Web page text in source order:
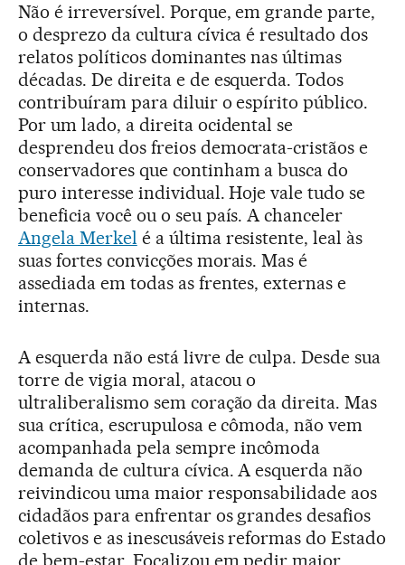
Não é irreversível. Porque, em grande parte,
o desprezo da cultura cívica é resultado dos
relatos políticos dominantes nas últimas
décadas. De direita e de esquerda. Todos
contribuíram para diluir o espírito público.
Por um lado, a direita ocidental se
desprendeu dos freios democrata-cristãos e
conservadores que continham a busca do
puro interesse individual. Hoje vale tudo se
beneficia você ou o seu país. A chanceler
Angela Merkel é a última resistente, leal às
suas fortes convicções morais. Mas é
assediada em todas as frentes, externas e
internas.
A esquerda não está livre de culpa. Desde sua
torre de vigia moral, atacou o
ultraliberalismo sem coração da direita. Mas
sua crítica, escrupulosa e cômoda, não vem
acompanhada pela sempre incômoda
demanda de cultura cívica. A esquerda não
reivindicou uma maior responsabilidade aos
cidadãos para enfrentar os grandes desafios
coletivos e as inescusáveis reformas do Estado
de bem-estar. Focalizou em pedir maior